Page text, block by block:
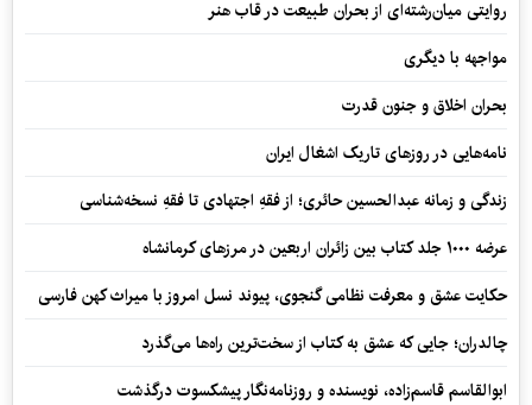
روایتی میان‌رشته‌ای از بحران طبیعت در قاب هنر
مواجهه با دیگری
بحران اخلاق و جنون قدرت
نامه‌هایی در روزهای تاریک اشغال ایران
زندگی و زمانه عبدالحسین حائری؛ از فقهِ اجتهادی تا فقهِ نسخه‌شناسی
عرضه ۱۰۰۰ جلد کتاب بین زائران اربعین در مرزهای کرمانشاه
حکایت عشق و معرفت نظامی گنجوی، پیوند نسل امروز با میراث کهن فارسی
چالدران؛ جایی که عشق به کتاب از سخت‌ترین راه‌ها می‌گذرد
ابوالقاسم قاسم‌زاده، نویسنده و روزنامه‌نگار پیشکسوت درگذشت